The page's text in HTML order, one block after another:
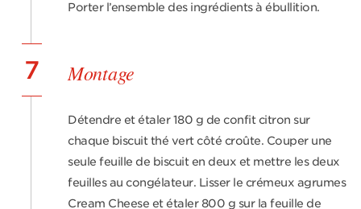
Porter l’ensemble des ingrédients à ébullition.
7 Montage
Détendre et étaler 180 g de confit citron sur
chaque biscuit thé vert côté croûte. Couper une
seule feuille de biscuit en deux et mettre les deux
feuilles au congélateur. Lisser le crémeux agrumes
Cream Cheese et étaler 800 g sur la feuille de